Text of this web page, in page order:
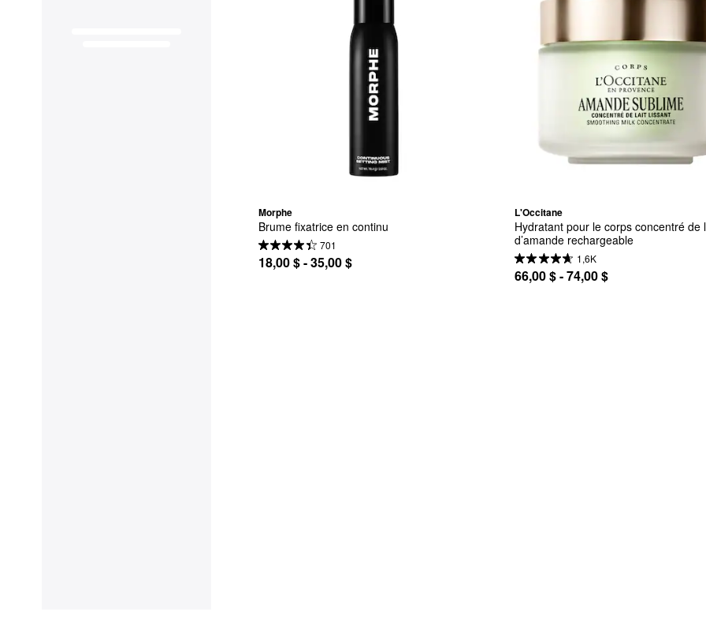
Morphe
Brume fixatrice en continu
701
18,00 $ - 35,00 $
L'Occitane
Hydratant pour le corps concentré de
d’amande rechargeable
1,6K
66,00 $ - 74,00 $